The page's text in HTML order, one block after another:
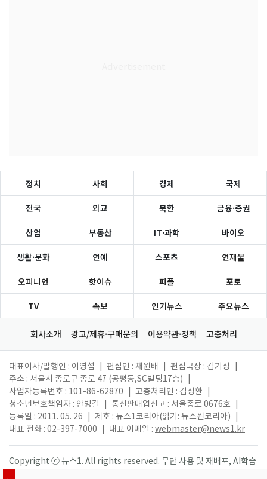
정치 사회 경제 국제
전국 외교 북한 금융·증권
산업 부동산 IT·과학 바이오
생활·문화 연예 스포츠 연재물
오피니언 핫이슈 피플 포토
TV 속보 인기뉴스 주요뉴스
회사소개 광고/제휴·구매문의 이용약관·정책 고충처리
대표이사/발행인 : 이영섭 편집인 : 채원배 편집국장 : 김기성
주소 : 서울시 종로구 종로 47 (공평동,SC빌딩17층)
사업자등록번호 : 101-86-62870
고충처리인 : 김성환
청소년보호책임자 : 안병길
통신판매업신고 : 서울종로 0676호
등록일 : 2011. 05. 26
제호 : 뉴스1코리아(읽기: 뉴스원코리아)
대표 전화 : 02-397-7000
대표 이메일 : webmaster@news1.kr
Copyright ⓒ 뉴스1. All rights reserved. 무단 사용 및 재배포, AI학습